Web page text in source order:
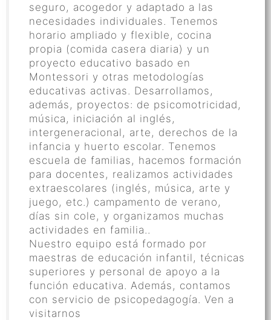
seguro, acogedor y adaptado a las
necesidades individuales. Tenemos
horario ampliado y flexible, cocina
propia (comida casera diaria) y un
proyecto educativo basado en
Montessori y otras metodologías
educativas activas. Desarrollamos,
además, proyectos: de psicomotricidad,
música, iniciación al inglés,
intergeneracional, arte, derechos de la
infancia y huerto escolar. Tenemos
escuela de familias, hacemos formación
para docentes, realizamos actividades
extraescolares (inglés, música, arte y
juego, etc.) campamento de verano,
días sin cole, y organizamos muchas
actividades en familia..
Nuestro equipo está formado por
maestras de educación infantil, técnicas
superiores y personal de apoyo a la
función educativa. Además, contamos
con servicio de psicopedagogía. Ven a
visitarnos